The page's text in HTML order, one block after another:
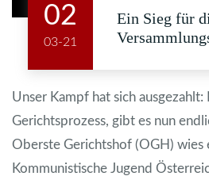
02
03-21
Ein Sieg für
Unser Kampf hat sich ausgezahlt:
Gerichtsprozess, gibt es nun
Oberste Gerichtshof (OGH) wies
Kommunistische Jugend